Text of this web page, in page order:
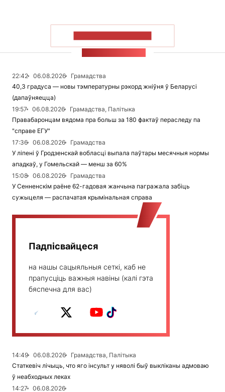
22:42 06.08.2026
Грамадства
40,3 градуса — новы тэмпературны рэкорд жніўня ў Беларусі
(дапаўняецца)
19:57
06.08.2026
Грамадства, Палітыка
Правабаронцам вядома пра больш за 180 фактаў пераследу па
"справе ЕГУ"
17:36
06.08.2026
Грамадства
У ліпені ў Гродзенскай вобласці выпала паўтары месячныя нормы
ападкаў, у Гомельскай — менш за 60%
15:08
06.08.2026
Грамадства
У Сенненскім раёне 62-гадовая жанчына пагражала забіць
сужыцеля — распачатая крымінальная справа
Падпісвайцеся
на нашы сацыяльныя сеткі, каб не
прапусціць важныя навіны (калі гэта
бяспечна для вас)
14:49 06.08.2026
Грамадства, Палітыка
Статкевіч лічыць, что яго інсульт у няволі быў выкліканы адмоваю
ў неабходных леках
14:27
06.08.2026